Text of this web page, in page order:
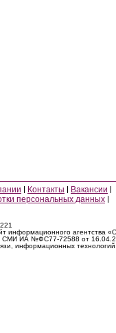
Контакты
Вакансии
персональных данных
информационного агентства
СМИ ИА №ФС77-72588 от
информационных